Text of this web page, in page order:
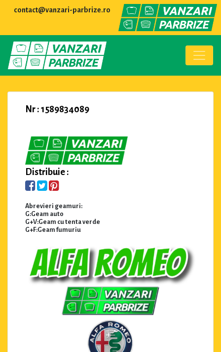
contact@vanzari-parbrize.ro
Nr : 1589834089
Distribuie :
Abrevieri geamuri:
G:Geam auto
G+V:Geam cu tenta verde
G+F:Geam fumuriu